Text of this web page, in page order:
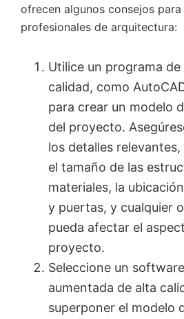
ofrecen algunos consejos
profesionales de arquitectura:
Utilice un programa
calidad, como
para crear un modelo
del proyecto.
los detalles
el tamaño de las
materiales, la
y puertas, y cualquier
pueda afectar el
proyecto.
Seleccione un
aumentada de alta
superponer el modelo